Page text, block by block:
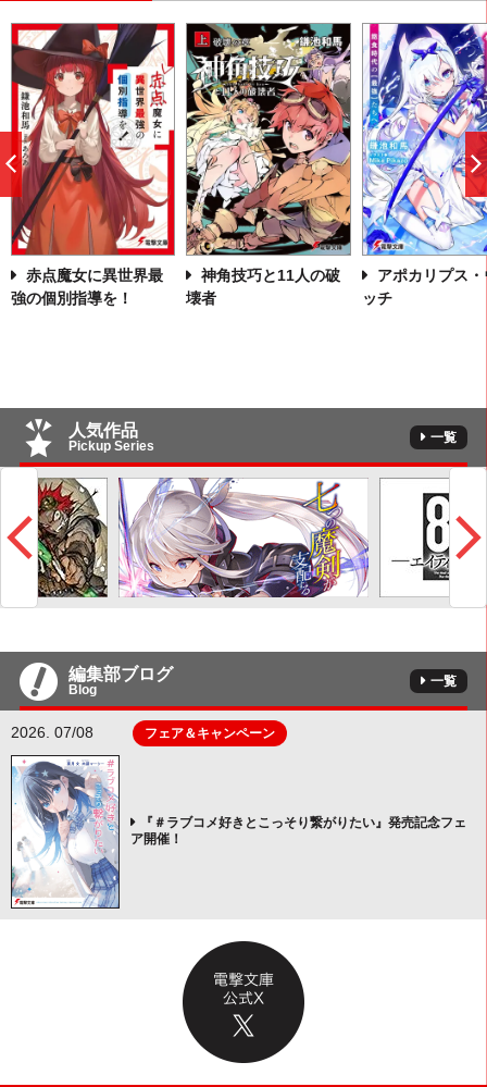
赤点魔女に異世界最
強の個別指導を！
神角技巧と11人の破
壊者
アポカリプス・
ッチ
前
へ
人気作品
Pickup Series
一覧
編集部ブログ
Blog
一覧
2026. 07/08 フェア＆キャンペーン
『＃ラブコメ好きとこっそり繋がりたい』発売記念フェ
ア開催！